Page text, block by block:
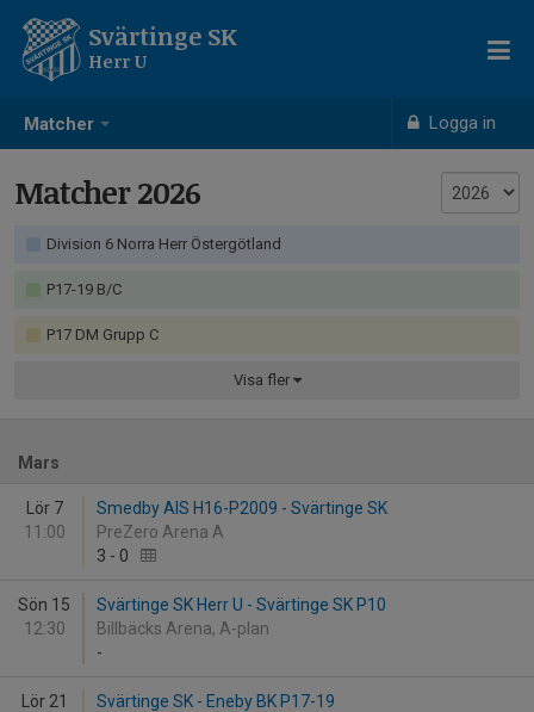
Matcher Logga in
Svärtinge SK
Herr U
Matcher 2026
Division 6 Norra Herr Östergötland
P17-19 B/C
P17 DM Grupp C
Visa fler
Mars
Lör 7
11:00
Smedby AIS H16-P2009 - Svärtinge SK
PreZero Arena A
3 - 0
Sön 15
12:30
Svärtinge SK Herr U - Svärtinge SK P10
Billbäcks Arena, A-plan
-
Lör 21
Svärtinge SK - Eneby BK P17-19